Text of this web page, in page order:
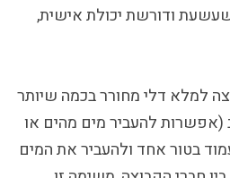
ודורשת יכולת אישית,
למלא דלי מחורר בכמה שיותר
(אפשרות להעביר מים מהים או
בטור אחד ולהעביר את המים